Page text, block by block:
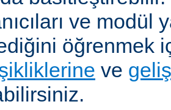
ve modül
öğrenmek
ve